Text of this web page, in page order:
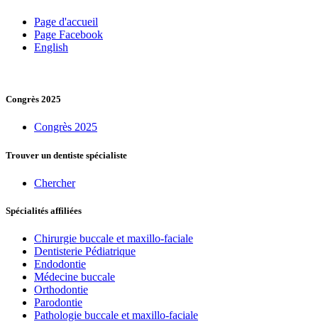
Page d'accueil
Page Facebook
English
Congrès 2025
Congrès 2025
Trouver un dentiste spécialiste
Chercher
Spécialités affiliées
Chirurgie buccale et maxillo-faciale
Dentisterie Pédiatrique
Endodontie
Médecine buccale
Orthodontie
Parodontie
Pathologie buccale et maxillo-faciale